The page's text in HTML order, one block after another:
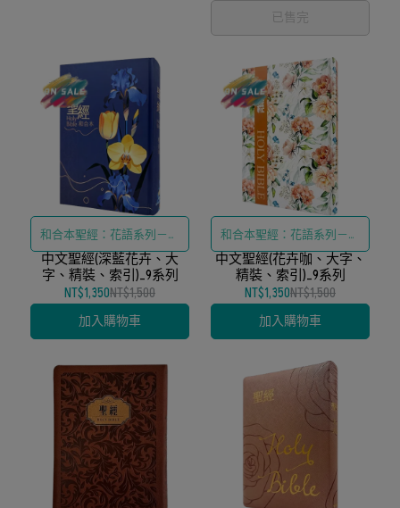
已售完
和合本聖經：花語系列－鳶
尾花與蘭花（藍色封面），
含彩色書卷簡介及地圖
中文聖經(深藍花卉、大
字、精裝、索引)_9系列
NT$1,350NT$1,500
加入購物車
和合本聖經：花語系列－粉
色牡丹與小碎花，含彩色書
卷簡介及地圖
中文聖經(花卉咖、大字、
精裝、索引)_9系列
NT$1,350NT$1,500
加入購物車